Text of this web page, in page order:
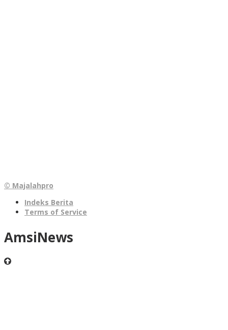
© Majalahpro
Indeks Berita
Terms of Service
AmsiNews